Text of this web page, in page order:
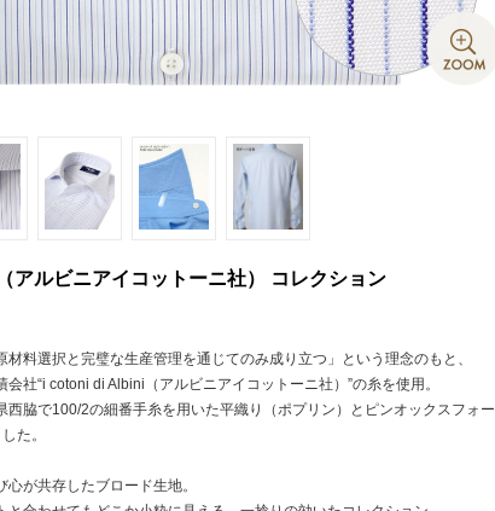
ルビニアイコットーニ社） コレクション
材料選択と完璧な生産管理を通じてのみ成り立つ」という理念のもと、
社“i cotoni di Albini（アルビニアイコットーニ社）”の糸を使用。
西脇で100/2の細番手糸を用いた平織り（ポプリン）とピンオックスフォー
た。
が共存したブロード生地。